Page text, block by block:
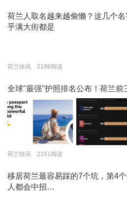
荷兰人取名越来越偷懒？这几个
乎满大街都是
荷兰快讯 2198阅读
全球"最强"护照排名公布！荷兰前
荷兰快讯 2151阅读
移居荷兰最容易踩的7个坑，第4
人都会中招…